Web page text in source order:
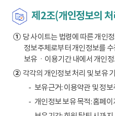
제2조(개인정보의
①당 사이트는 법령에 따른 개인
정보주체로부터 개인정보를
보유ㆍ이용기간 내에서 개인
②각각의 개인정보 처리 및 보유
보유근거: 이용약관 및 정보
개인정보 보유 목적: 홈페